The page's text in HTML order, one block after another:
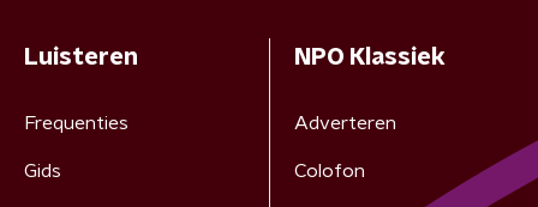
Luisteren
Frequenties
Gids
NPO Klassiek
Adverteren
Colofon